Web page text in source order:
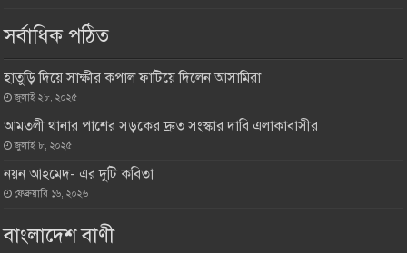
সর্বাধিক পঠিত
হাতুড়ি দিয়ে সাক্ষীর কপাল ফাটিয়ে দিলেন আসামিরা
জুলাই ২৮, ২০২৫
আমতলী থানার পাশের সড়কের দ্রুত সংস্কার দাবি এলাকাবাসীর
জুলাই ৮, ২০২৫
নয়ন আহমেদ- এর দুটি কবিতা
ফেব্রুয়ারি ১৬, ২০২৬
বাংলাদেশ বাণী